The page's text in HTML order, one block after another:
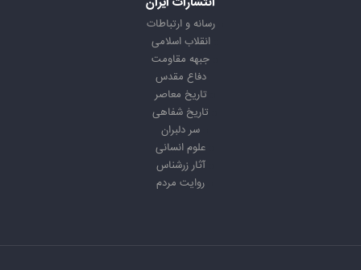
رسانه و ارتباطات
انقلاب اسلامی
جبهه مقاومت
دفاع مقدس
تاریخ معاصر
تاریخ شفاهی
سر دلبران
علوم انسانی
آثار زرشناس
روایت مردم